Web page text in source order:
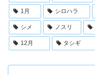
1月 シロハラ
シメ ノスリ
12月 タシギ